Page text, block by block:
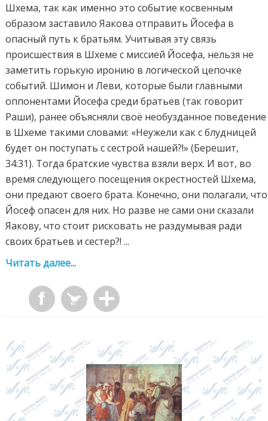
Шхема, так как именно это событие косвенным
образом заставило Яакова отправить Йосефа в
опасный путь к братьям. Учитывая эту связь
происшествия в Шхеме с миссией Йосефа, нельзя не
заметить горькую иронию в логической цепочке
событий. Шимон и Леви, которые были главными
оппонентами Йосефа среди братьев (так говорит
Раши), ранее объясняли своё необузданное поведение
в Шхеме такими словами: «Неужели как с блудницей
будет он поступать с сестрой нашей?!» (Берешит,
34:31). Тогда братские чувства взяли верх. И вот, во
время следующего посещения окрестностей Шхема,
они предают своего брата. Конечно, они полагали, что
Йосеф опасен для них. Но разве не сами они сказали
Яакову, что стоит рисковать не раздумывая ради
своих братьев и сестер?! ...
Читать далее...